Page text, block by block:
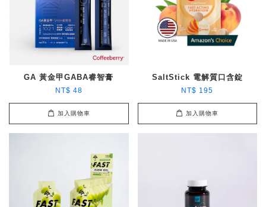
GA 黃金甲GABA睿智膏
NT$ 48
加入購物車
SaltStick 電解質口含錠
NT$ 195
加入購物車